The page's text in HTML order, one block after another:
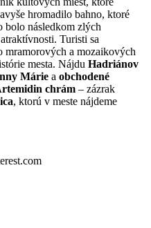
hromadilo bahno, ktoré
bolo následkom zlých
Turisti sa
mramorových a mozaikových
mesta. Nájdu Hadriánov
Márie a obchodené
chrám – zázrak
, ktorú v meste nájdeme